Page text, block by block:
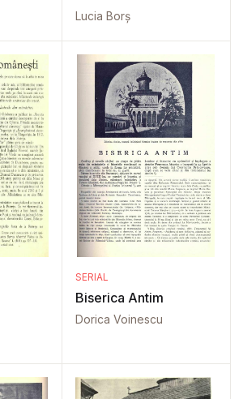
Lucia Borș
SERIAL
Biserica Antim
Dorica Voinescu